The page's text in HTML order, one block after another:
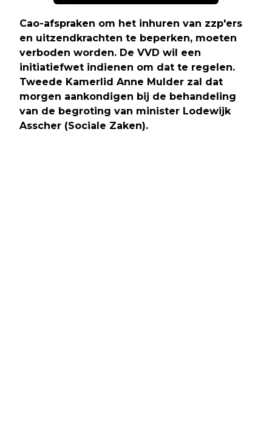
Cao-afspraken om het inhuren van zzp'ers
en uitzendkrachten te beperken, moeten
verboden worden. De VVD wil een
initiatiefwet indienen om dat te regelen.
Tweede Kamerlid Anne Mulder zal dat
morgen aankondigen bij de behandeling
van de begroting van minister Lodewijk
Asscher (Sociale Zaken).